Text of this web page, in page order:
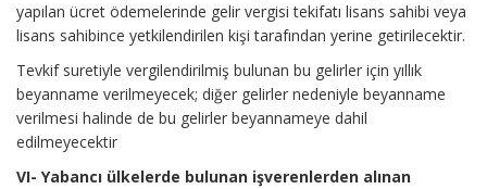
yapılan ücret ödemelerinde gelir vergisi tekifatı lisans sahibi veya
lisans sahibince yetkilendirilen kişi tarafından yerine getirilecektir.
Tevkif suretiyle vergilendirilmiş bulunan bu gelirler için yıllık
beyanname verilmeyecek; diğer gelirler nedeniyle beyanname
verilmesi halinde de bu gelirler beyannameye dahil
edilmeyecektir
VI- Yabancı ülkelerde bulunan işverenlerden alınan